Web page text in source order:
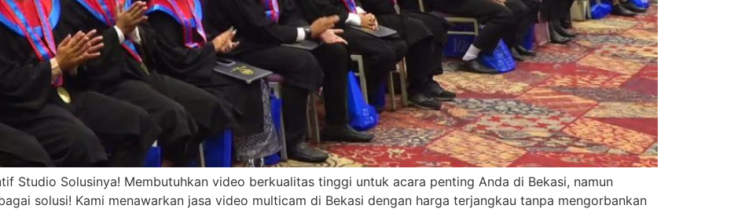
Studio Solusinya! Membutuhkan video berkualitas tinggi untuk acara penting Anda di Bekasi, namun
solusi! Kami menawarkan jasa video multicam di Bekasi dengan harga terjangkau tanpa mengorbankan